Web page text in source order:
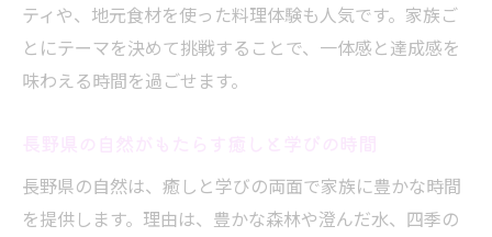
ティや、地元食材を使った料理体験も人気です。家族ご
とにテーマを決めて挑戦することで、一体感と達成感を
味わえる時間を過ごせます。
長野県の自然は、癒しと学びの両面で家族に豊かな時間
を提供します。理由は、豊かな森林や澄んだ水、四季の